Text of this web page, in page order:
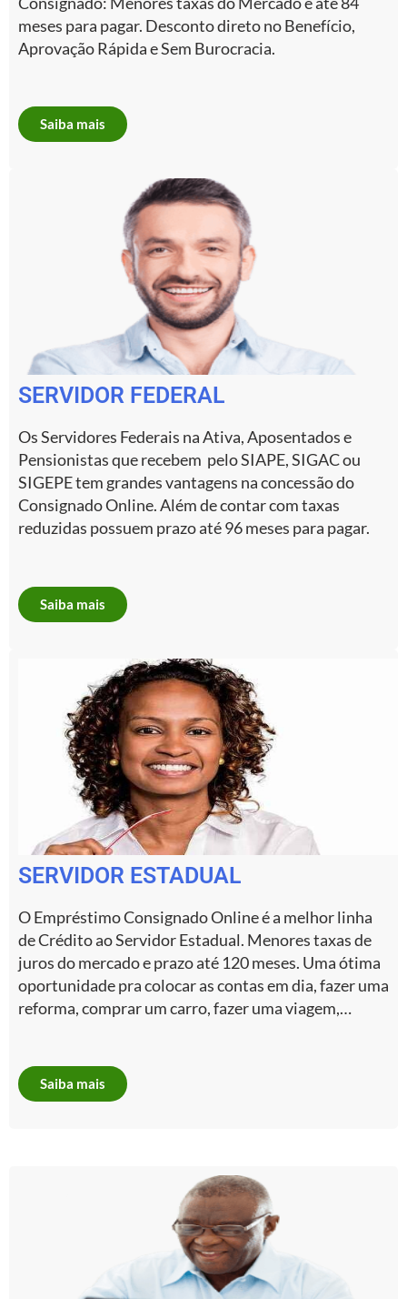
meses para pagar. Desconto direto no Benefício,
Aprovação Rápida e Sem Burocracia.
Saiba mais
SERVIDOR FEDERAL
Os Servidores Federais na Ativa, Aposentados e
Pensionistas que recebem pelo SIAPE, SIGAC ou
SIGEPE tem grandes vantagens na concessão do
Consignado Online. Além de contar com taxas
reduzidas possuem prazo até 96 meses para pagar.
Saiba mais
SERVIDOR ESTADUAL
O Empréstimo Consignado Online é a melhor linha
de Crédito ao Servidor Estadual. Menores taxas de
juros do mercado e prazo até 120 meses. Uma ótima
oportunidade pra colocar as contas em dia, fazer uma
reforma, comprar um carro, fazer uma viagem,…
Saiba mais